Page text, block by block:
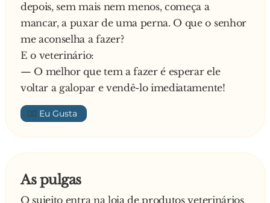
depois, sem mais nem menos, começa a
mancar, a puxar de uma perna. O que o senhor
me aconselha a fazer?
E o veterinário:
— O melhor que tem a fazer é esperar ele
voltar a galopar e vendê-lo imediatamente!
👍🏼
As pulgas
O sujeito entra na loja de produtos veterinários